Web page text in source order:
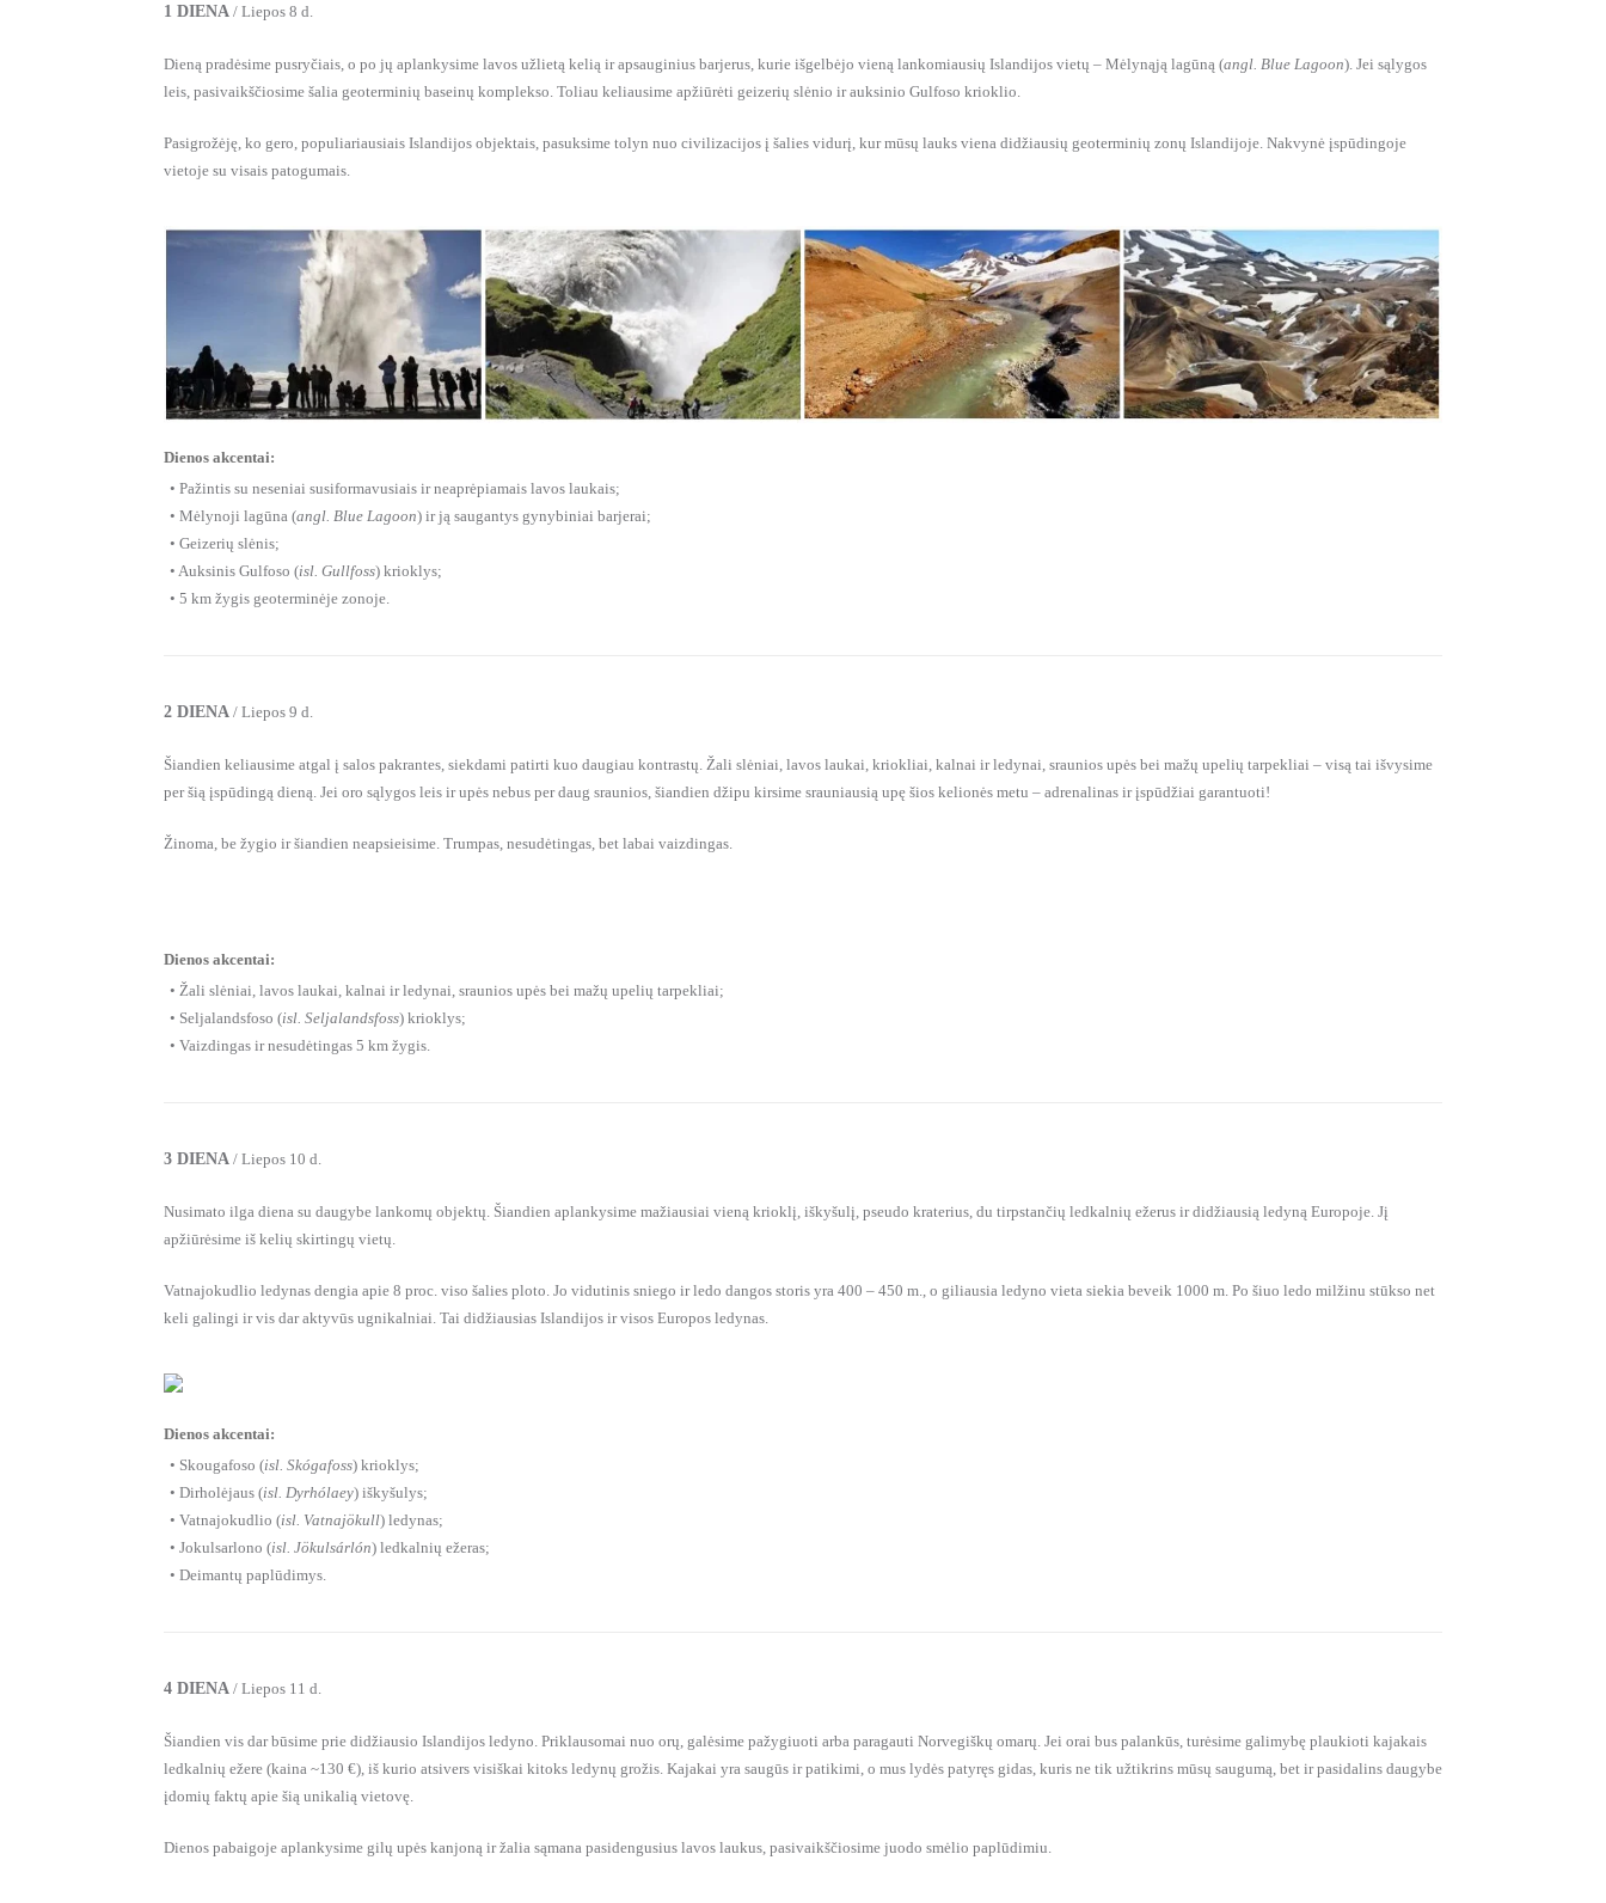
1 DIENA / Liepos 8 d.
Dieną pradėsime pusryčiais, o po jų aplankysime lavos užlietą kelią ir apsauginius barjerus, kurie išgelbėjo vieną lankomiausių Islandijos vietų – Mėlynąją lagūną (angl. Blue Lagoon). Jei sąlygos
leis, pasivaikščiosime šalia geoterminių baseinų komplekso. Toliau keliausime apžiūrėti geizerių slėnio ir auksinio Gulfoso krioklio.
Pasigrožėję, ko gero, populiariausiais Islandijos objektais, pasuksime tolyn nuo civilizacijos į šalies vidurį, kur mūsų lauks viena didžiausių geoterminių zonų Islandijoje. Nakvynė įspūdingoje
vietoje su visais patogumais.
Dienos akcentai:
• Pažintis su neseniai susiformavusiais ir neaprėpiamais lavos laukais;
• Mėlynoji lagūna (angl. Blue Lagoon) ir ją saugantys gynybiniai barjerai;
• Geizerių slėnis;
• Auksinis Gulfoso (isl. Gullfoss) krioklys;
• 5 km žygis geoterminėje zonoje.
2 DIENA / Liepos 9 d.
Šiandien keliausime atgal į salos pakrantes, siekdami patirti kuo daugiau kontrastų. Žali slėniai, lavos laukai, kriokliai, kalnai ir ledynai, sraunios upės bei mažų upelių tarpekliai – visą tai išvysime
per šią įspūdingą dieną. Jei oro sąlygos leis ir upės nebus per daug sraunios, šiandien džipu kirsime srauniausią upę šios kelionės metu – adrenalinas ir įspūdžiai garantuoti!
Žinoma, be žygio ir šiandien neapsieisime. Trumpas, nesudėtingas, bet labai vaizdingas.
Dienos akcentai:
• Žali slėniai, lavos laukai, kalnai ir ledynai, sraunios upės bei mažų upelių tarpekliai;
• Seljalandsfoso (isl. Seljalandsfoss) krioklys;
• Vaizdingas ir nesudėtingas 5 km žygis.
3 DIENA / Liepos 10 d.
Nusimato ilga diena su daugybe lankomų objektų. Šiandien aplankysime mažiausiai vieną krioklį, iškyšulį, pseudo kraterius, du tirpstančių ledkalnių ežerus ir didžiausią ledyną Europoje. Jį
apžiūrėsime iš kelių skirtingų vietų.
Vatnajokudlio ledynas dengia apie 8 proc. viso šalies ploto. Jo vidutinis sniego ir ledo dangos storis yra 400 – 450 m., o giliausia ledyno vieta siekia beveik 1000 m. Po šiuo ledo milžinu stūkso net
keli galingi ir vis dar aktyvūs ugnikalniai. Tai didžiausias Islandijos ir visos Europos ledynas.
Dienos akcentai:
• Skougafoso (isl. Skógafoss) krioklys;
• Dirholėjaus (isl. Dyrhólaey) iškyšulys;
• Vatnajokudlio (isl. Vatnajökull) ledynas;
• Jokulsarlono (isl. Jökulsárlón) ledkalnių ežeras;
• Deimantų paplūdimys.
4 DIENA / Liepos 11 d.
Šiandien vis dar būsime prie didžiausio Islandijos ledyno. Priklausomai nuo orų, galėsime pažygiuoti arba paragauti Norvegiškų omarų. Jei orai bus palankūs, turėsime galimybę plaukioti kajakais
ledkalnių ežere (kaina ~130 €), iš kurio atsivers visiškai kitoks ledynų grožis. Kajakai yra saugūs ir patikimi, o mus lydės patyręs gidas, kuris ne tik užtikrins mūsų saugumą, bet ir pasidalins daugybe
įdomių faktų apie šią unikalią vietovę.
Dienos pabaigoje aplankysime gilų upės kanjoną ir žalia sąmana pasidengusius lavos laukus, pasivaikščiosime juodo smėlio paplūdimiu.